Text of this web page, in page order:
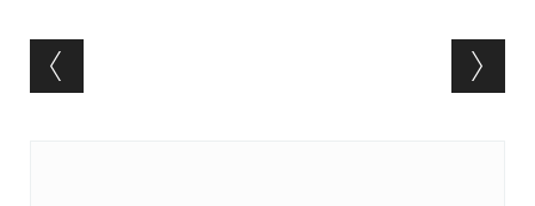
Post navigation